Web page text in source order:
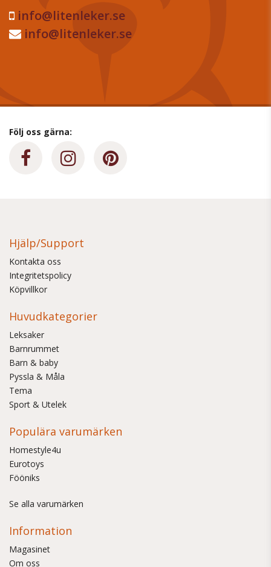
info@litenleker.se
info@litenleker.se
Följ oss gärna:
Hjälp/Support
Kontakta oss
Integritetspolicy
Köpvillkor
Huvudkategorier
Leksaker
Barnrummet
Barn & baby
Pyssla & Måla
Tema
Sport & Utelek
Populära varumärken
Homestyle4u
Eurotoys
Fööniks
Se alla varumärken
Information
Magasinet
Om oss